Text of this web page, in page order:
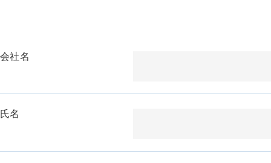
会社名
氏名